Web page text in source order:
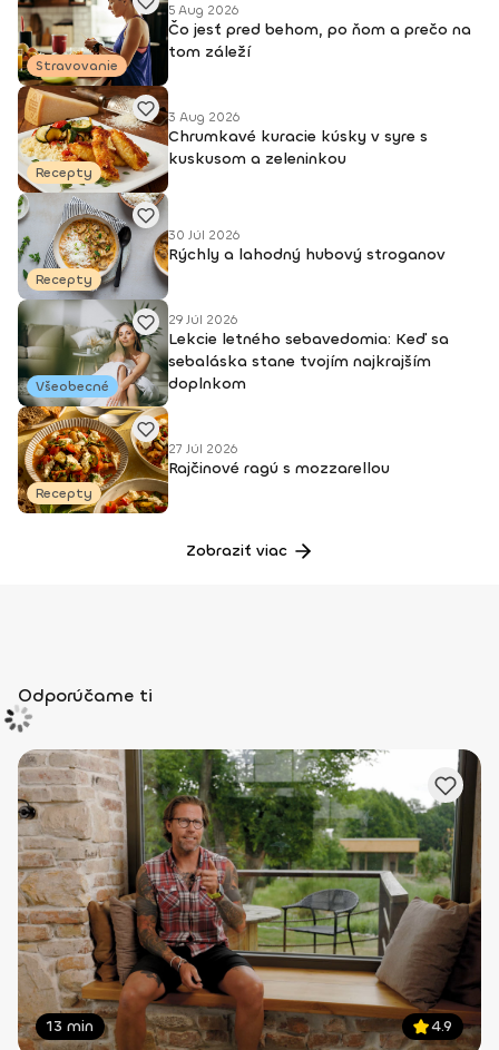
Stravovanie
5 Aug 2026
Čo jesť pred behom, po ňom a prečo na
tom záleží
Recepty
3 Aug 2026
Chrumkavé kuracie kúsky v syre s
kuskusom a zeleninkou
Recepty
30 Júl 2026
Rýchly a lahodný hubový stroganov
Všeobecné
29 Júl 2026
Lekcie letného sebavedomia: Keď sa
sebaláska stane tvojím najkrajším
doplnkom
Recepty
27 Júl 2026
Rajčinové ragú s mozzarellou
Zobraziť viac
Odporúčame ti
13 min 4.9